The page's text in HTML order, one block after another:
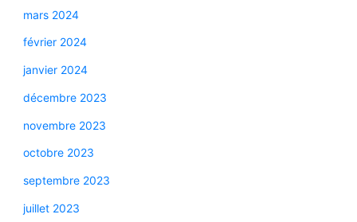
mars 2024
février 2024
janvier 2024
décembre 2023
novembre 2023
octobre 2023
septembre 2023
juillet 2023